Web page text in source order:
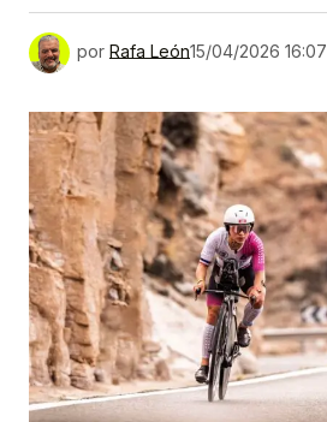
por Rafa León15/04/2026 16:07